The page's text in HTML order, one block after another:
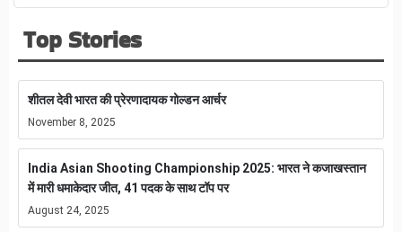
Top Stories
शीतल देवी भारत की प्रेरणादायक गोल्डन आर्चर
November 8, 2025
India Asian Shooting Championship 2025: भारत ने कजाखस्तान
में मारी धमाकेदार जीत, 41 पदक के साथ टॉप पर
August 24, 2025